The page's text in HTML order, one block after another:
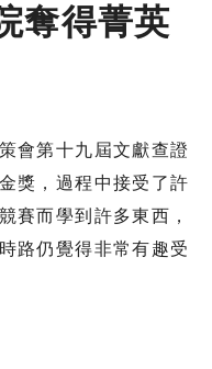
奪得菁英
會第十九屆文獻查證
獎，過程中接受了許
賽而學到許多東西，
路仍覺得非常有趣受